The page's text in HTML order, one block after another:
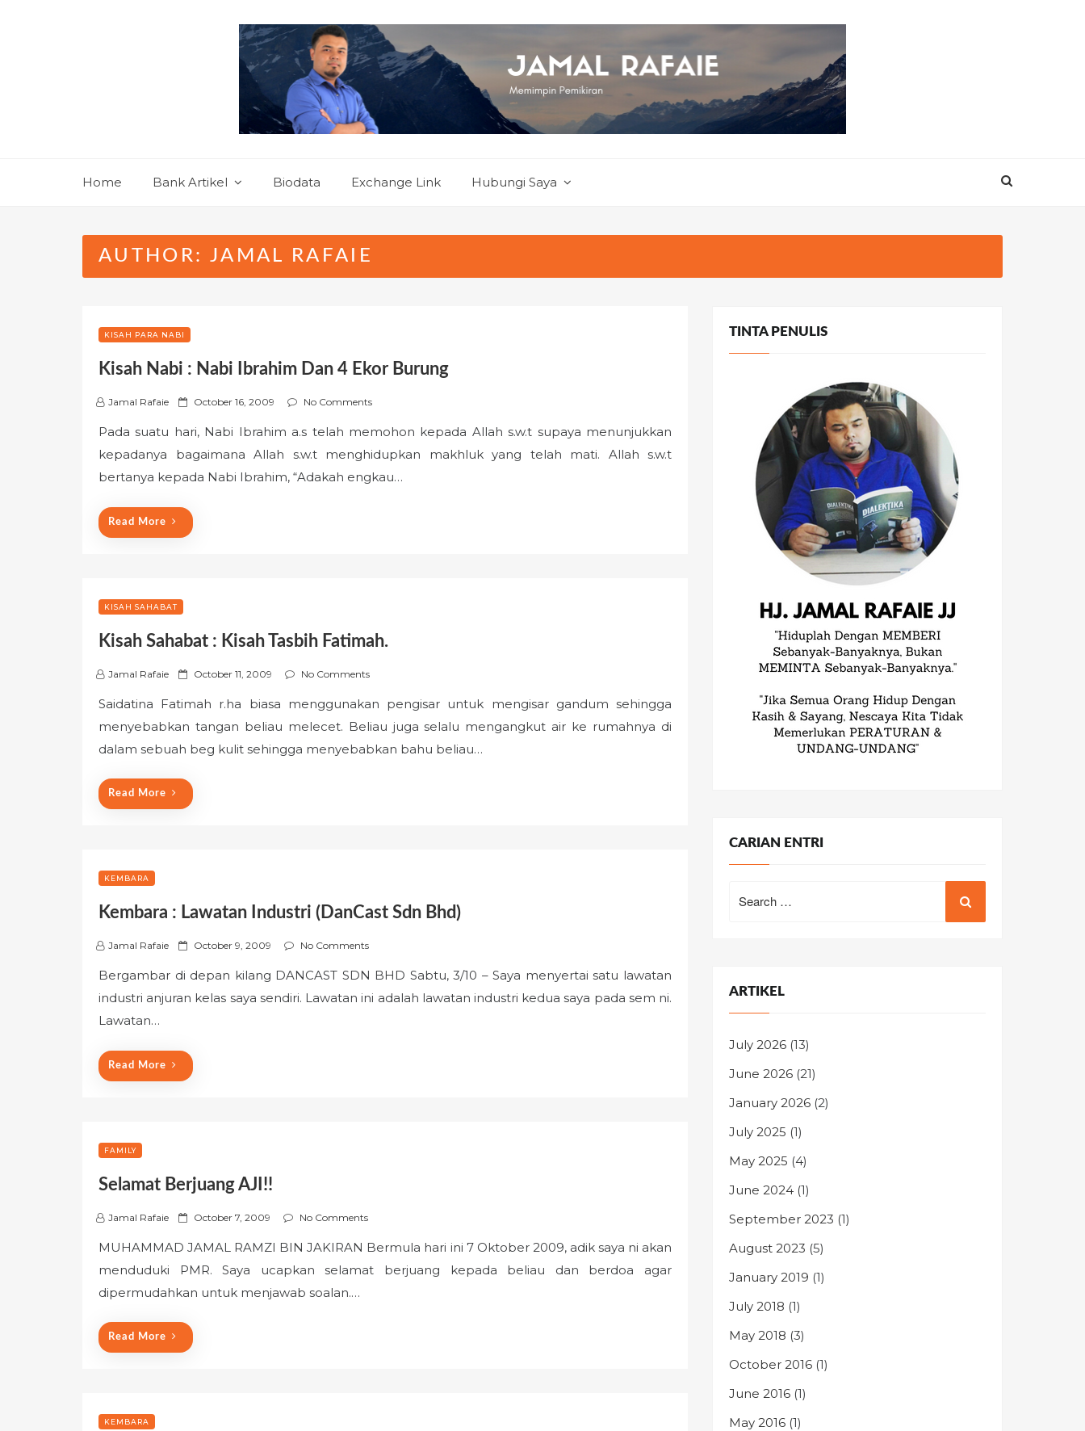
Home Bank Artikel Biodata Exchange Link Hubungi Saya
AUTHOR: JAMAL RAFAIE
KISAH PARA NABI
Kisah Nabi : Nabi Ibrahim Dan 4 Ekor Burung
Jamal Rafaie
P
s
t
e
o
n
October 16, 2009 No Comments
Pada suatu hari, Nabi Ibrahim a.s telah memohon kepada Allah s.w.t supaya menunjukkan
kepadanya bagaimana Allah s.w.t menghidupkan makhluk yang telah mati. Allah s.w.t
bertanya kepada Nabi Ibrahim, “Adakah engkau…
Read More
KISAH SAHABAT
Kisah Sahabat : Kisah Tasbih Fatimah.
Jamal Rafaie
P
s
t
e
o
n
October 11, 2009 No Comments
Saidatina Fatimah r.ha biasa menggunakan pengisar untuk mengisar gandum sehingga
menyebabkan tangan beliau melecet. Beliau juga selalu mengangkut air ke rumahnya di
dalam sebuah beg kulit sehingga menyebabkan bahu beliau…
Read More
KEMBARA
Kembara : Lawatan Industri (DanCast Sdn Bhd)
Jamal Rafaie
P
t
o
n
October 9, 2009 No Comments
Bergambar di depan kilang DANCAST SDN BHD Sabtu, 3/10 – Saya menyertai satu lawatan
industri anjuran kelas saya sendiri. Lawatan ini adalah lawatan industri kedua saya pada sem ni.
Lawatan…
Read More
FAMILY
Selamat Berjuang AJI!!
Jamal Rafaie
P
s
t
o
n
October 7, 2009 No Comments
MUHAMMAD JAMAL RAMZI BIN JAKIRAN Bermula hari ini 7 Oktober 2009, adik saya ni akan
menduduki PMR. Saya ucapkan selamat berjuang kepada beliau dan berdoa agar
dipermudahkan untuk menjawab soalan.…
Read More
KEMBARA
TINTA PENULIS
CARIAN ENTRI
for:
ARTIKEL
July 2026 (13)
June 2026 (21)
January 2026 (2)
July 2025 (1)
May 2025 (4)
June 2024 (1)
September 2023 (1)
August 2023 (5)
January 2019 (1)
July 2018 (1)
May 2018 (3)
October 2016 (1)
June 2016 (1)
May 2016 (1)